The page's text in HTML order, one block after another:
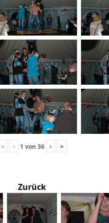
« ‹ 1 von 36 › »
Zurück